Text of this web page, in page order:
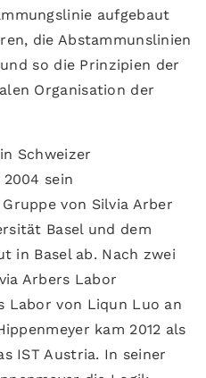
aufgebaut
die Abstammunslinien
so die Prinzipien der
Organisation der
Schweizer
sein
von Silvia Arber
Basel und dem
in Basel ab. Nach zwei
Arbers Labor
Labor von Liqun Luo an
kam 2012 als
IST Austria. In seiner